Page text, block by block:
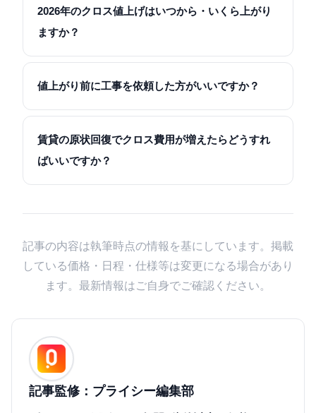
2026年のクロス値上げはいつから・いくら上がり
ますか？
値上がり前に工事を依頼した方がいいですか？
賃貸の原状回復でクロス費用が増えたらどうすれ
ばいいですか？
記事の内容は執筆時点の情報を基にしています。掲載
している価格・日程・仕様等は変更になる場合があり
ます。最新情報はご自身でご確認ください。
記事監修：プライシー編集部